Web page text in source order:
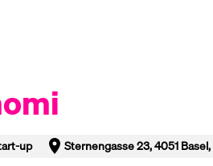
up Sternengasse 23, 4051